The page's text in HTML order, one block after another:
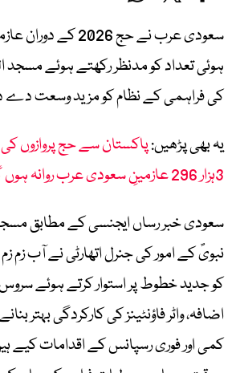
سعودی عرب نے حج
ہوئی تعداد کو مدنظر رکھتے ہوئے مسجد
کی فراہمی کے نظام کو مزید وسعت
یہ بھی پڑھیں:پاکستان سے حج پروازوں
3ہزار 296 عازمینِ سعودی عرب روانہ ہوں گے
سعودی خبر رساں ایجنسی کے مطابق مسجد
نبویؐ کے امور کی جنرل اتھارٹی نے آب زم
کو جدید خطوط پر استوار کرتے ہوئے
اضافہ، واٹر فاؤنٹینز کی کارکردگی بہتر
کمی اور فوری رسپانس کے اقدامات کیے